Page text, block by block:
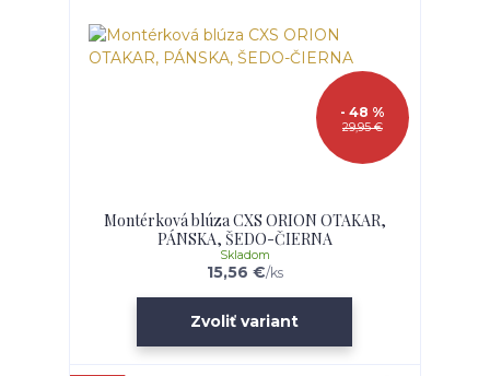
29,95 €
- 48 %
Montérková blúza CXS ORION OTAKAR,
PÁNSKA, ŠEDO-ČIERNA
15,56 €/ks
Skladom
Zvoliť variant